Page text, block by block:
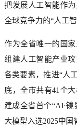
把发展人工智能作
全球竞争力的“人工智
作为全省唯一的国
组建人工智能产业
各类要素，推进“人
底，全市共有41个
建成全省首个“AI·
大模型入选2025中国